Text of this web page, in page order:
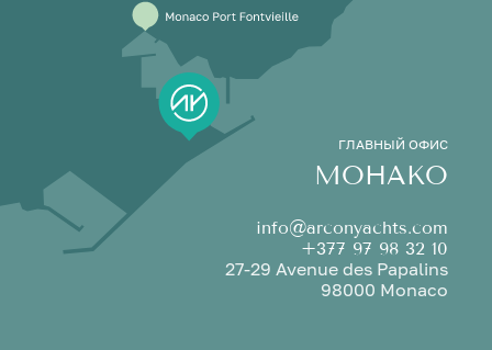
ГЛАВНЫЙ ОФИС
МОНАКО
info@arconyachts.com
+377 97 98 32 10
27-29 Avenue des Papalins
98000 Monaco